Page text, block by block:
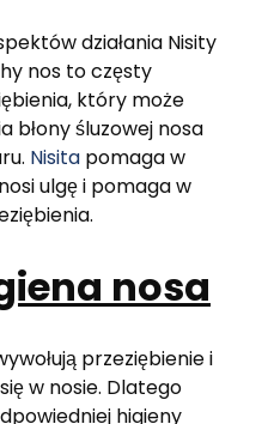
działania Nisity
nos to częsty
który może
błony śluzowej nosa
Nisita pomaga w
ulgę i pomaga w
nosa
przeziębienie i
w nosie. Dlatego
higieny